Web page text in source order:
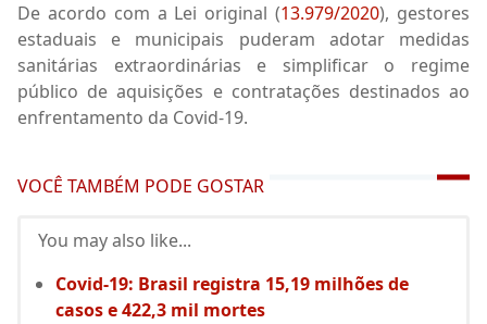
De acordo com a Lei original (13.979/2020), gestores
estaduais e municipais puderam adotar medidas
sanitárias extraordinárias e simplificar o regime
público de aquisições e contratações destinados ao
enfrentamento da Covid-19.
VOCÊ TAMBÉM PODE GOSTAR
You may also like...
Covid-19: Brasil registra 15,19 milhões de
casos e 422,3 mil mortes